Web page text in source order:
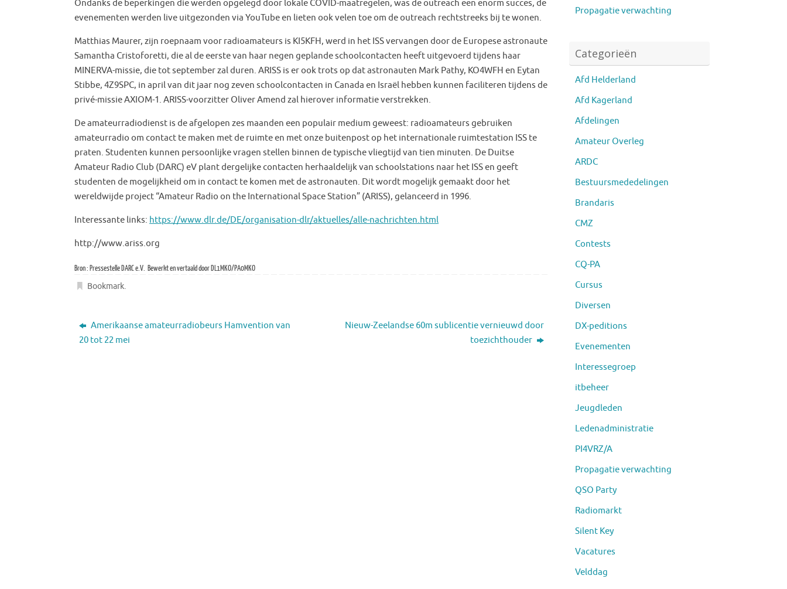
Ondanks de beperkingen die werden opgelegd door lokale COVID-maatregelen, was de outreach een enorm succes, de
evenementen werden live uitgezonden via YouTube en lieten ook velen toe om de outreach rechtstreeks bij te wonen.
Matthias Maurer, zijn roepnaam voor radioamateurs is KI5KFH, werd in het ISS vervangen door de Europese astronaute
Samantha Cristoforetti, die al de eerste van haar negen geplande schoolcontacten heeft uitgevoerd tijdens haar
MINERVA-missie, die tot september zal duren. ARISS is er ook trots op dat astronauten Mark Pathy, KO4WFH en Eytan
Stibbe, 4Z9SPC, in april van dit jaar nog zeven schoolcontacten in Canada en Israël hebben kunnen faciliteren tijdens de
privé-missie AXIOM-1. ARISS-voorzitter Oliver Amend zal hierover informatie verstrekken.
De amateurradiodienst is de afgelopen zes maanden een populair medium geweest: radioamateurs gebruiken
amateurradio om contact te maken met de ruimte en met onze buitenpost op het internationale ruimtestation ISS te
praten. Studenten kunnen persoonlijke vragen stellen binnen de typische vliegtijd van tien minuten. De Duitse
Amateur Radio Club (DARC) eV plant dergelijke contacten herhaaldelijk van schoolstations naar het ISS en geeft
studenten de mogelijkheid om in contact te komen met de astronauten. Dit wordt mogelijk gemaakt door het
wereldwijde project “Amateur Radio on the International Space Station” (ARISS), gelanceerd in 1996.
Interessante links: https://www.dlr.de/DE/organisation-dlr/aktuelles/alle-nachrichten.html
http://www.ariss.org
Bron : Pressestelle DARC e.V. Bewerkt en vertaald door DL1MKO/PA0MKO
Bookmark.
Amerikaanse amateurradiobeurs Hamvention van
20 tot 22 mei
Nieuw-Zeelandse 60m sublicentie vernieuwd door
toezichthouder
Propagatie verwachting
Categorieën
Afd Helderland
Afd Kagerland
Afdelingen
Amateur Overleg
ARDC
Bestuursmededelingen
Brandaris
CMZ
Contests
CQ-PA
Cursus
Diversen
DX-peditions
Evenementen
Interessegroep
itbeheer
Jeugdleden
Ledenadministratie
PI4VRZ/A
Propagatie verwachting
QSO Party
Radiomarkt
Silent Key
Vacatures
Velddag